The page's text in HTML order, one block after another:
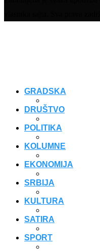
GRADSKA
DRUŠTVO
POLITIKA
KOLUMNE
EKONOMIJA
SRBIJA
KULTURA
SATIRA
SPORT